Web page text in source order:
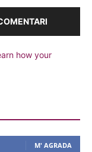
how your
M' AGRADA